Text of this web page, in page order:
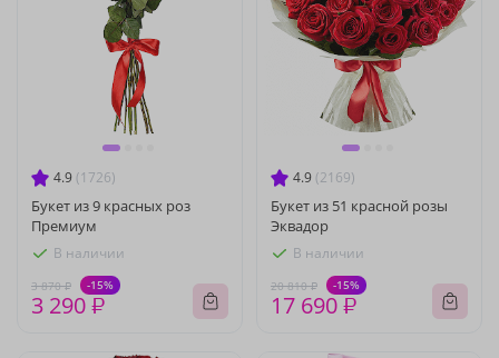
4.9 (1726)
Букет из 9 красных роз
Премиум
В наличии
3 870 ₽ -15%
3 290 ₽
4.9 (2169)
Букет из 51 красной розы
Эквадор
В наличии
20 810 ₽ -15%
17 690 ₽